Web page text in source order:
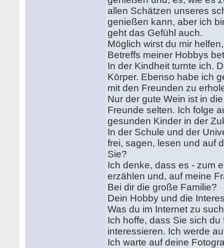
allen Schätzen unseres
genießen kann, aber ich
geht das Gefühl auch.
Möglich wirst du mir
Betreffs meiner Hobbys
In der Kindheit turnte ich.
Körper. Ebenso habe ich
mit den Freunden zu
Nur der gute Wein ist in
Freunde selten. Ich folge
gesunden Kinder in der
In der Schule und der
frei, sagen, lesen und auf
Sie?
Ich denke, dass es - zum
erzählen und, auf meine
Bei dir die große Familie?
Dein Hobby und die
Was du im Internet zu
Ich hoffe, dass Sie sich
interessieren. Ich werde
Ich warte auf deine